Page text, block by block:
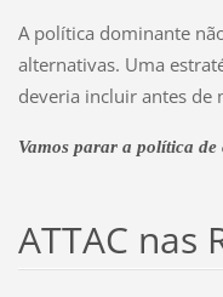
A política dominante
alternativas. Uma
deveria incluir antes de
Vamos parar a política
ATTAC nas